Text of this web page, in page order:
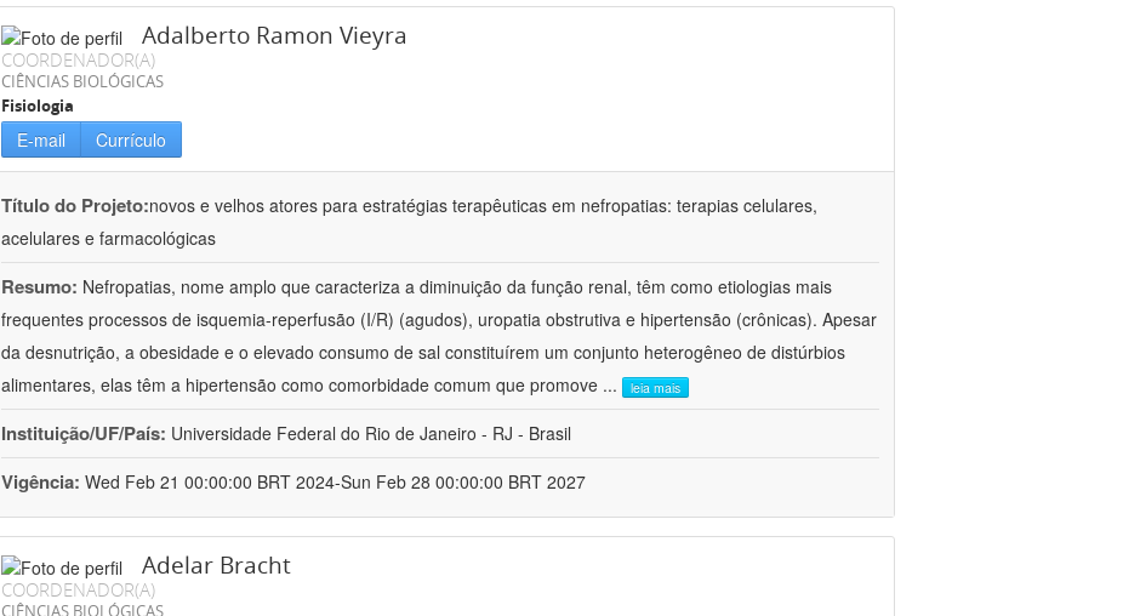
Adalberto Ramon Vieyra
COORDENADOR(A)
CIÊNCIAS BIOLÓGICAS
Fisiologia
E-mail Currículo
Título do Projeto:novos e velhos atores para estratégias terapêuticas em nefropatias: terapias celulares,
acelulares e farmacológicas
Resumo: Nefropatias, nome amplo que caracteriza a diminuição da função renal, têm como etiologias mais
frequentes processos de isquemia-reperfusão (I/R) (agudos), uropatia obstrutiva e hipertensão (crônicas). Apesar
da desnutrição, a obesidade e o elevado consumo de sal constituírem um conjunto heterogêneo de distúrbios
alimentares, elas têm a hipertensão como comorbidade comum que promove ... leia mais
Instituição/UF/País: Universidade Federal do Rio de Janeiro - RJ - Brasil
Vigência: Wed Feb 21 00:00:00 BRT 2024-Sun Feb 28 00:00:00 BRT 2027
Adelar Bracht
COORDENADOR(A)
CIÊNCIAS BIOLÓGICAS